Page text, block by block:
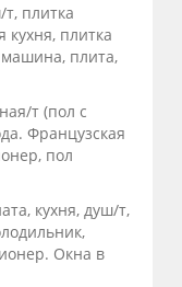
плитка
плитка
плита,
т (пол с
Французская
пол
кухня, душ/т,
Окна в